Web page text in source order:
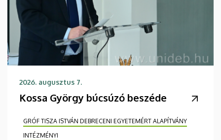
2026. augusztus 7.
Kossa György búcsúzó beszéde
GRÓF TISZA ISTVÁN DEBRECENI EGYETEMÉRT ALAPÍTVÁNY
INTÉZMÉNYI